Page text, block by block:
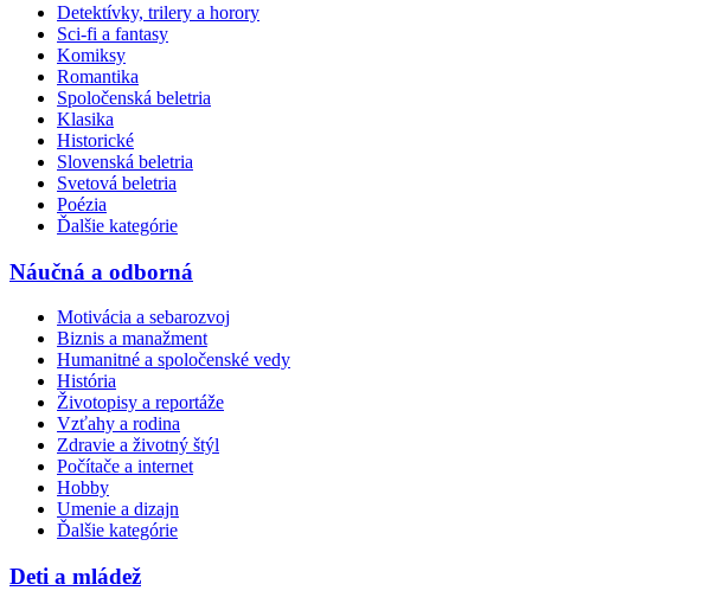
Detektívky, trilery a horory
Sci-fi a fantasy
Komiksy
Romantika
Spoločenská beletria
Klasika
Historické
Slovenská beletria
Svetová beletria
Poézia
Ďalšie kategórie
Náučná a odborná
Motivácia a sebarozvoj
Biznis a manažment
Humanitné a spoločenské vedy
História
Životopisy a reportáže
Vzťahy a rodina
Zdravie a životný štýl
Počítače a internet
Hobby
Umenie a dizajn
Ďalšie kategórie
Deti a mládež